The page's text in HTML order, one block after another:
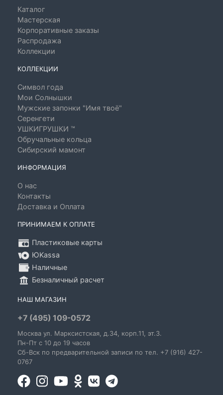
Каталог
Мастерская
Корпоративные заказы
Распродажа
Коллекции
КОЛЛЕКЦИИ
Символ года
Мои Солнышки
Мужские запонки "Имя твоё"
Серенгети
УШКИГРУШКИ ™
Обручальные кольца
Сибирский мамонт
ИНФОРМАЦИЯ
О нас
Контакты
Доставка и Оплата
ПРИНИМАЕМ К ОПЛАТЕ
Пластиковые карты
ЮKassa
Наличные
Безналичный расчет
НАШ МАГАЗИН
+7 (495) 109-0572
Москва ул. Марксистская, д.34, корп.11, эт.3.
Пн-Пт c 10 до 19 часов
Сб-Вск по предварительной записи по тел. +7 (916) 427-
0767